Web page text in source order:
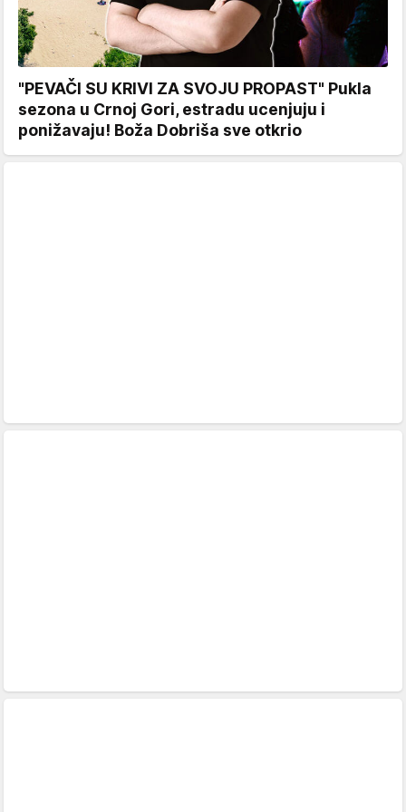
"PEVAČI SU KRIVI ZA SVOJU PROPAST" Pukla
sezona u Crnoj Gori, estradu ucenjuju i
ponižavaju! Boža Dobriša sve otkrio